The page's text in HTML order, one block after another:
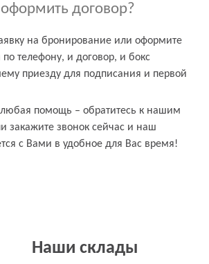
договор?
на бронирование или оформите
телефону, и договор, и бокс
приезду для подписания и первой
помощь – обратитесь к нашим
закажите звонок сейчас и наш
с Вами в удобное для Вас время!
Наши склады